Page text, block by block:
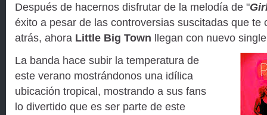
Después de hacernos disfrutar de la melodía de "
éxito a pesar de las controversias suscitadas que te
atrás, ahora Little Big Town llegan con nuevo
La banda hace subir la temperatura de
este verano mostrándonos una idílica
ubicación tropical, mostrando a sus fans
lo divertido que es ser parte de este